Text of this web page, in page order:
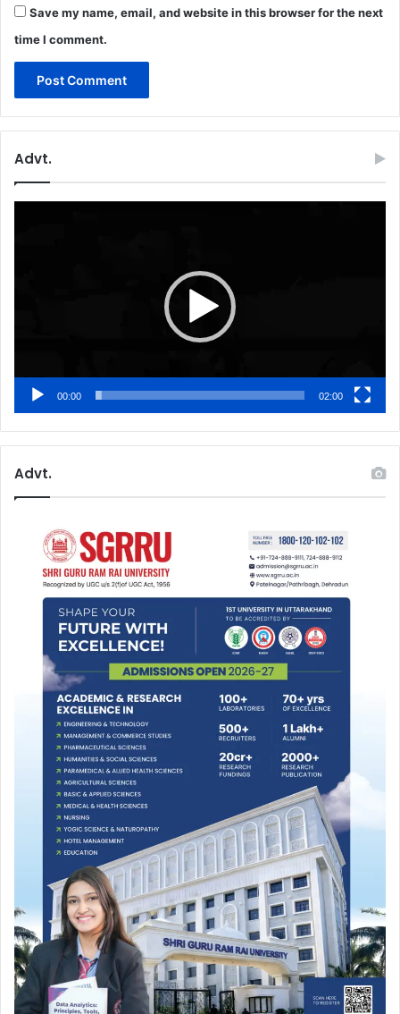
Save my name, email, and website in this browser for the next
time I comment.
Advt.
00:00 02:00
Advt.